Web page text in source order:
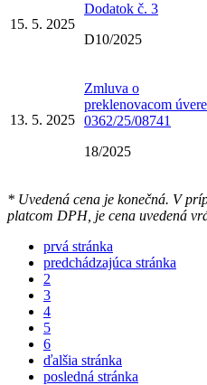
15. 5. 2025
Dodatok č. 3
D10/2025
13. 5. 2025
Zmluva o
preklenovacom
0362/25/08741
18/2025
* Uvedená cena je konečná. V
platcom DPH, je cena uvedená
prvá stránka
predchádzajúca stránka
2
3
4
5
6
ďalšia stránka
posledná stránka